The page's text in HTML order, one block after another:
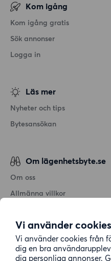
Vi använder cookies
Vi använder cookies från
dig en bra
dig personliga annonser.
Kom igång
Kom igång gratis
Sök annonser
Logga in
Läs mer
Nyheter och tips
Bytesansökan
Om lägenhetsbyte.se
Om oss
Allmänna villkor
Cookiepolicy
Sitemap